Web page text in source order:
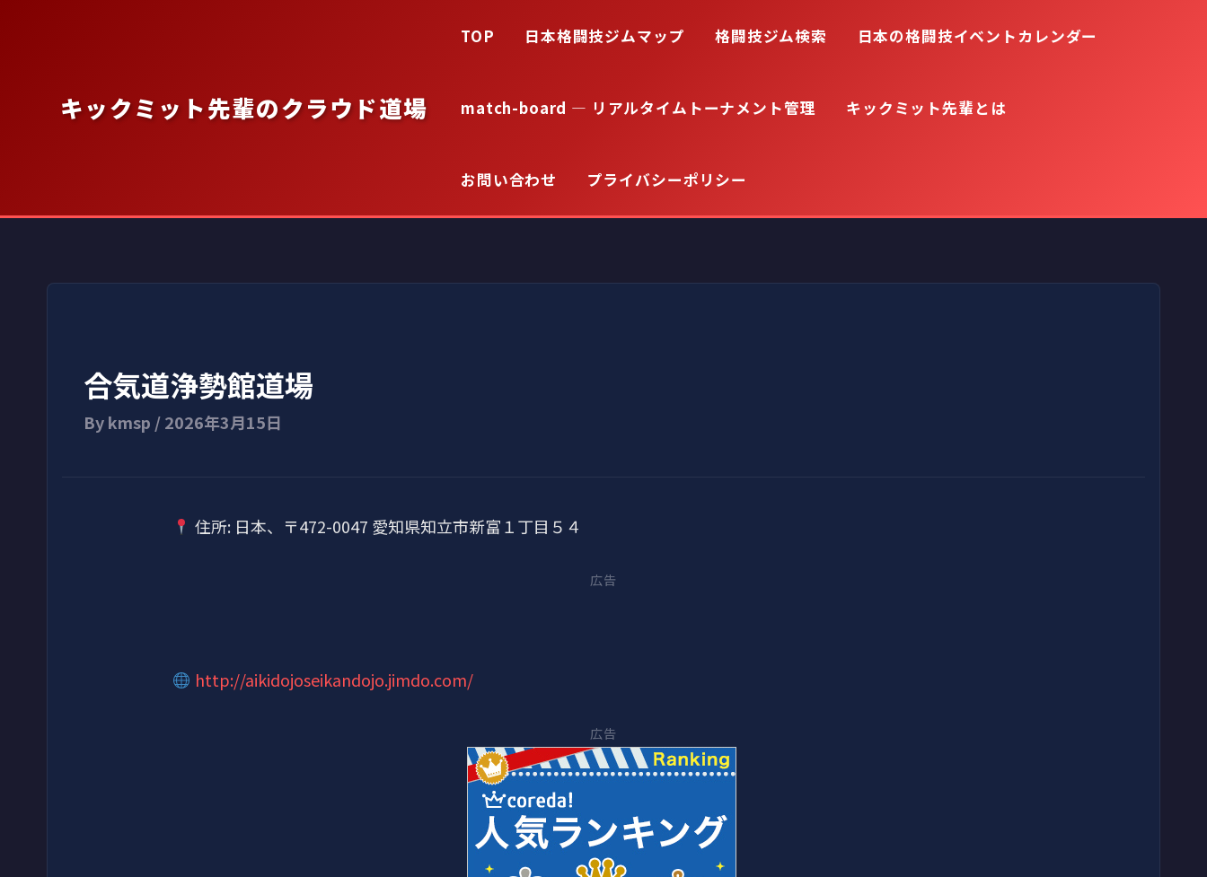
キックミット先輩のクラウド道場
TOP 日本格闘技ジムマップ 格闘技ジム検索 日本の格闘技イベントカレンダー
match-board — リアルタイムトーナメント管理 キックミット先輩とは
お問い合わせ プライバシーポリシー
合気道浄勢館道場
Bykmsp /2026年3月15日
住所: 日本、〒472-0047 愛知県知立市新富１丁目５４
広告
http://aikidojoseikandojo.jimdo.com/
広告